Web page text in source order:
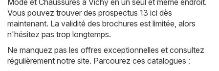
Mode et Chaussures à Vichy en un seul et même endroit.
Vous pouvez trouver des prospectus 13 ici dès
maintenant. La validité des brochures est limitée, alors
n'hésitez pas trop longtemps.
Ne manquez pas les offres exceptionnelles et consultez
régulièrement notre site. Parcourez ces catalogues :